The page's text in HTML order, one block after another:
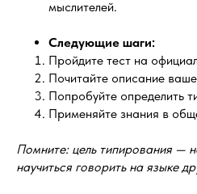
мыслителей.
Следующие шаги:
Пройдите тест на
Почитайте описание
Попробуйте определить
Применяйте знания в
Помните: цель типирования —
научиться говорить на языке